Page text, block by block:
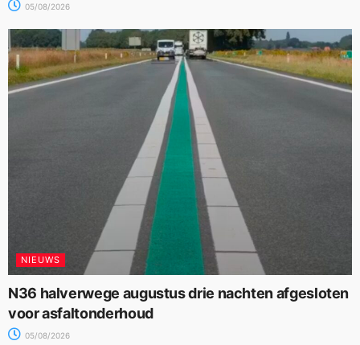
05/08/2026
NIEUWS
N36 halverwege augustus drie nachten afgesloten
voor asfaltonderhoud
05/08/2026